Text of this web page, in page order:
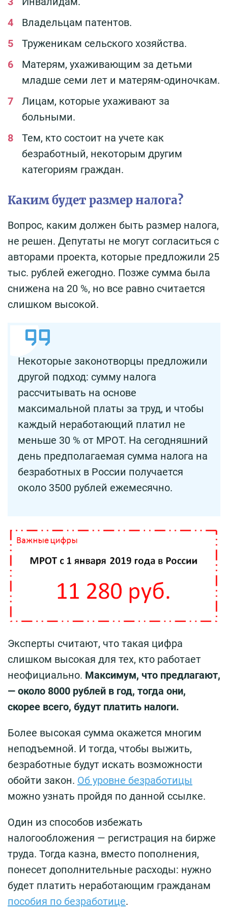
Владельцам патентов.
Труженикам сельского хозяйства.
Матерям, ухаживающим за детьми
младше семи лет и матерям-одиночкам.
Лицам, которые ухаживают за
больными.
Тем, кто состоит на учете как
безработный, некоторым другим
категориям граждан.
Каким будет размер налога?
Вопрос, каким должен быть размер налога,
не решен. Депутаты не могут согласиться с
авторами проекта, которые предложили 25
тыс. рублей ежегодно. Позже сумма была
снижена на 20 %, но все равно считается
слишком высокой.
Некоторые законотворцы предложили
другой подход: сумму налога
рассчитывать на основе
максимальной платы за труд, и чтобы
каждый неработающий платил не
меньше 30 % от МРОТ. На сегодняшний
день предполагаемая сумма налога на
безработных в России получается
около 3500 рублей ежемесячно.
Эксперты считают, что такая цифра
слишком высокая для тех, кто работает
неофициально. Максимум, что предлагают,
— около 8000 рублей в год, тогда они,
скорее всего, будут платить налоги.
Более высокая сумма окажется многим
неподъемной. И тогда, чтобы выжить,
безработные будут искать возможности
обойти закон. Об уровне безработицы
можно узнать пройдя по данной ссылке.
Один из способов избежать
налогообложения — регистрация на бирже
труда. Тогда казна, вместо пополнения,
понесет дополнительные расходы: нужно
будет платить неработающим гражданам
пособия по безработице.